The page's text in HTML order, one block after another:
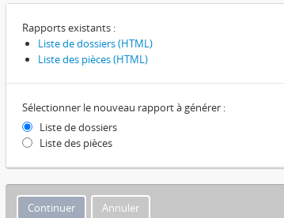
Rapports existants :
Liste de dossiers (HTML)
Liste des pièces (HTML)
Sélectionner le nouveau rapport à générer :
Liste de dossiers
Liste des pièces
Annuler